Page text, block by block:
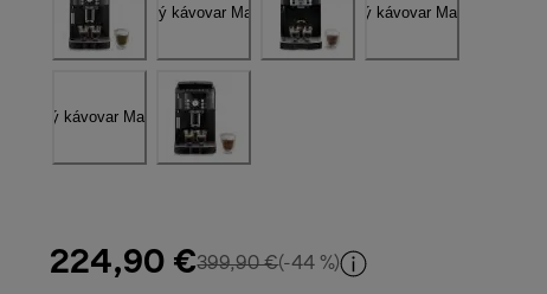
224,90 €399,90 €pôvodná cena 399,90 €
(-44 %)